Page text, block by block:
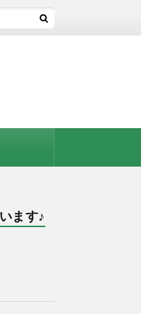
ます♪